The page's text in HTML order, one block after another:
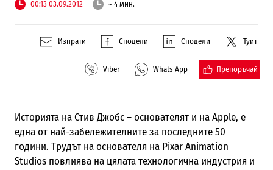
00:13 03.09.2012 ~ 4 мин.
Изпрати Сподели Сподели Туит
Viber Whats App Препоръчай
Историята на Стив Джобс – основателят и на Apple, е
една от най-забележителните за последните 50
години. Трудът на основателя на Pixar Animation
Studios повлиява на цялата технологична индустрия и